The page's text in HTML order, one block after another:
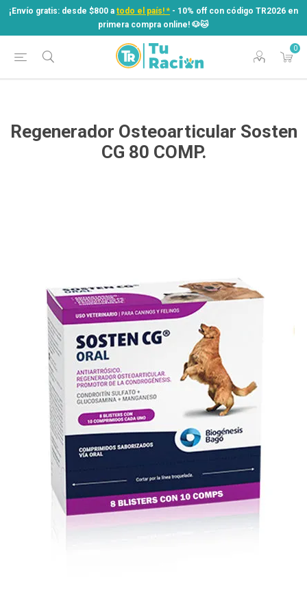
¡Envío gratis: desde $800 a todo el país! * - 10% off con código TR2026 en
primera compra online! ​🐶​🐱
0
¡Envío gratis: desde $800 atodo el país! *
- 10% off con código TR2026 en
primera compra online! ​🐶​🐱
Regenerador Osteoarticular Sosten
CG 80 COMP.